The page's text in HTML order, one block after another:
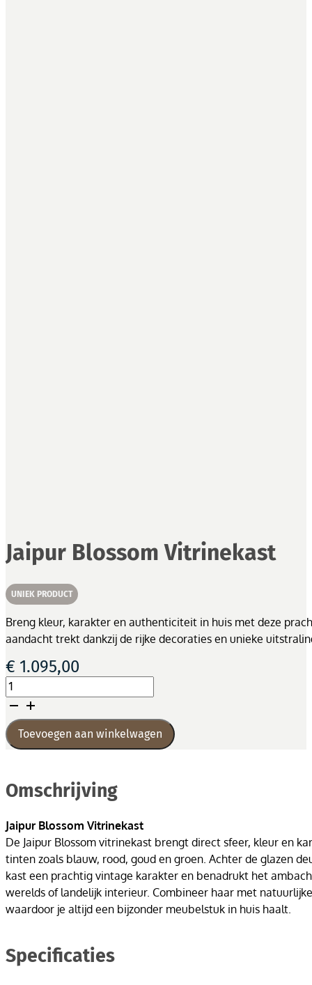
Jaipur Blossom Vitrinekast
UNIEK PRODUCT
Breng kleur, karakter en authenticiteit in huis met deze
aandacht trekt dankzij de rijke decoraties en unieke
€ 1.095,00
Jaipur
Blossom
Vitrinekast
aantal
Toevoegen aan winkelwagen
Omschrijving
Jaipur Blossom Vitrinekast
De Jaipur Blossom vitrinekast brengt direct sfeer, kleur en
tinten zoals blauw, rood, goud en groen. Achter de glazen
kast een prachtig vintage karakter en benadrukt het
werelds of landelijk interieur. Combineer haar met
waardoor je altijd een bijzonder meubelstuk in huis haalt.
Specificaties